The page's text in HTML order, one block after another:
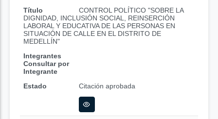
Título
CONTROL POLÍTICO "SOBRE LA
DIGNIDAD, INCLUSIÓN SOCIAL, REINSERCIÓN
LABORAL Y EDUCATIVA DE LAS PERSONAS EN
SITUACIÓN DE CALLE EN EL DISTRITO DE
MEDELLÍN"
Integrantes
Consultar por
Integrante
Estado
Citación aprobada